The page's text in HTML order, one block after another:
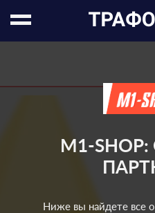
M1-
Ниже вы найдете все